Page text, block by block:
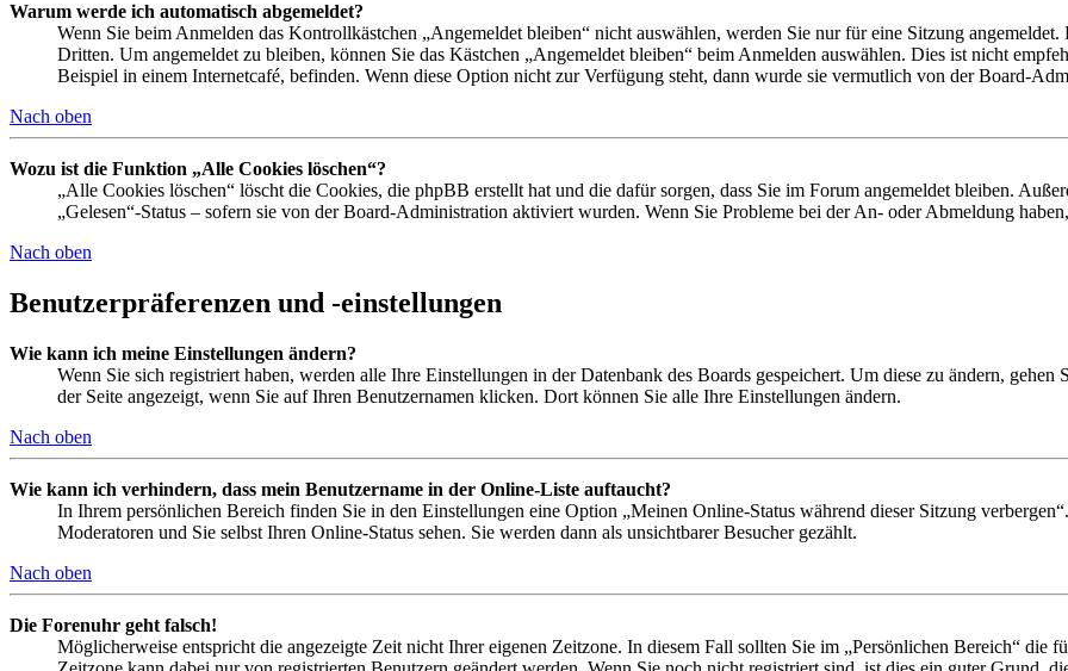
Warum werde ich automatisch abgemeldet?
Wenn Sie beim Anmelden das Kontrollkästchen „Angemeldet bleiben“ nicht auswählen, werden Sie nur für eine Sitzung
Dritten. Um angemeldet zu bleiben, können Sie das Kästchen „Angemeldet bleiben“ beim Anmelden auswählen. Dies ist nicht
Beispiel in einem Internetcafé, befinden. Wenn diese Option nicht zur Verfügung steht, dann wurde sie vermutlich von der Board-
Nach oben
Wozu ist die Funktion „Alle Cookies löschen“?
„Alle Cookies löschen“ löscht die Cookies, die phpBB erstellt hat und die dafür sorgen, dass Sie im Forum angemeldet bleiben.
„Gelesen“-Status – sofern sie von der Board-Administration aktiviert wurden. Wenn Sie Probleme bei der An- oder Abmeldung
Nach oben
Benutzerpräferenzen und -einstellungen
Wie kann ich meine Einstellungen ändern?
Wenn Sie sich registriert haben, werden alle Ihre Einstellungen in der Datenbank des Boards gespeichert. Um diese zu ändern,
der Seite angezeigt, wenn Sie auf Ihren Benutzernamen klicken. Dort können Sie alle Ihre Einstellungen ändern.
Nach oben
Wie kann ich verhindern, dass mein Benutzername in der Online-Liste auftaucht?
In Ihrem persönlichen Bereich finden Sie in den Einstellungen eine Option „Meinen Online-Status während dieser Sitzung
Moderatoren und Sie selbst Ihren Online-Status sehen. Sie werden dann als unsichtbarer Besucher gezählt.
Nach oben
Die Forenuhr geht falsch!
Möglicherweise entspricht die angezeigte Zeit nicht Ihrer eigenen Zeitzone. In diesem Fall sollten Sie im „Persönlichen Bereich“ die